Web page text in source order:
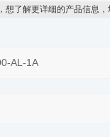
想了解更详细的产品信息，